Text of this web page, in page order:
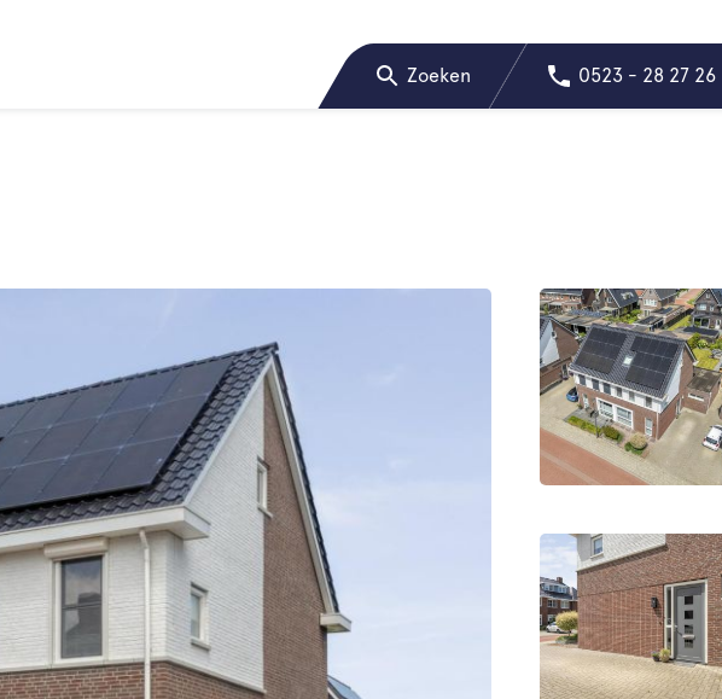
Zoeken 0523 - 28 27 26